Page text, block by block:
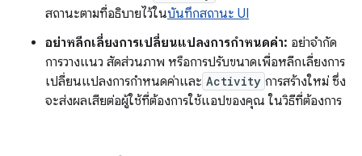
สถานะตามที่อธิบายไว้ในบันทึกสถานะ UI
อย่าหลีกเลี่ยงการเปลี่ยนแปลงการกำหนดค่า: อย่าจำกัด
การวางแนว สัดส่วนภาพ หรือการปรับขนาดเพื่อหลีกเลี่ยงการ
เปลี่ยนแปลงการกำหนดค่าและ Activity การสร้างใหม่ ซึ่ง
จะส่งผลเสียต่อผู้ใช้ที่ต้องการใช้แอปของคุณ ในวิธีที่ต้องการ